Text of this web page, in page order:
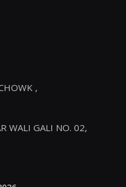
,
WALI GALI NO. 02,